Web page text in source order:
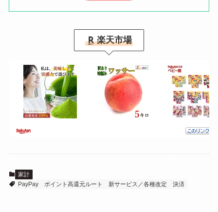
楽天市場
家計
PayPay
ポイント高還元ルート 新サービス／各種改定 決済